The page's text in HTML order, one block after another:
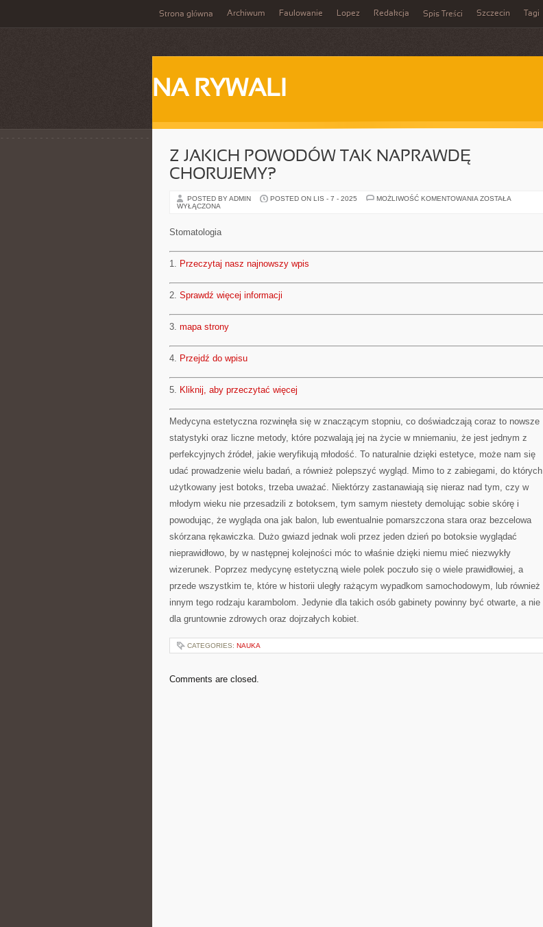
Strona główna Archiwum Faulowanie Lopez Redakcja Spis Treści Szczecin Tagi
NA RYWALI
Z JAKICH POWODÓW TAK NAPRAWDĘ
CHORUJEMY?
POSTED BY ADMIN POSTED ON LIS - 7 - 2025 MOŻLIWOŚĆ KOMENTOWANIA Z
ZOSTAŁA
WYŁĄCZONA
Stomatologia
1. Przeczytaj nasz najnowszy wpis
2. Sprawdź więcej informacji
3. mapa strony
4. Przejdź do wpisu
5. Kliknij, aby przeczytać więcej
Medycyna estetyczna rozwinęła się w znaczącym stopniu, co doświadczają coraz to nowsze
statystyki oraz liczne metody, które pozwalają jej na życie w mniemaniu, że jest jednym z
perfekcyjnych źródeł, jakie weryfikują młodość. To naturalnie dzięki estetyce, może nam się
udać prowadzenie wielu badań, a również polepszyć wygląd. Mimo to z zabiegami, do których
użytkowany jest botoks, trzeba uważać. Niektórzy zastanawiają się nieraz nad tym, czy w
młodym wieku nie przesadzili z botoksem, tym samym niestety demolując sobie skórę i
powodując, że wygląda ona jak balon, lub ewentualnie pomarszczona stara oraz bezcelowa
skórzana rękawiczka. Dużo gwiazd jednak woli przez jeden dzień po botoksie wyglądać
nieprawidłowo, by w następnej kolejności móc to właśnie dzięki niemu mieć niezwykły
wizerunek. Poprzez medycynę estetyczną wiele polek poczuło się o wiele prawidłowiej, a
przede wszystkim te, które w historii uległy rażącym wypadkom samochodowym, lub również
innym tego rodzaju karambolom. Jedynie dla takich osób gabinety powinny być otwarte, a nie
dla gruntownie zdrowych oraz dojrzałych kobiet.
CATEGORIES: NAUKA
Comments are closed.